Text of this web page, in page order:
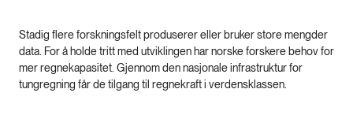
Stadig flere forskningsfelt produserer eller bruker store mengder
data. For å holde tritt med utviklingen har norske forskere behov for
mer regnekapasitet. Gjennom den nasjonale infrastruktur for
tungregning får de tilgang til regnekraft i verdensklassen.